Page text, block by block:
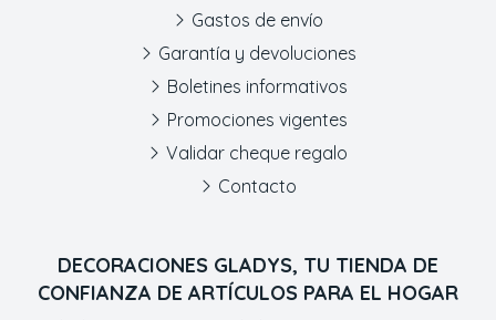
DECORACIONES GLADYS, TU TIENDA DE
CONFIANZA DE ARTÍCULOS PARA EL HOGAR
Gastos de envío
Garantía y devoluciones
Boletines informativos
Promociones vigentes
Validar cheque regalo
Contacto